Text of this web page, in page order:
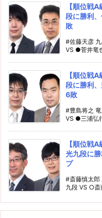
【順位戦
段に勝利
敗
#佐藤天彦
VS ●菅井竜
【順位戦
段に勝利
6敗
#豊島将之
VS ●三浦弘
【順位戦
光九段に
プ
#斎藤慎太郎
九段 VS ○斎